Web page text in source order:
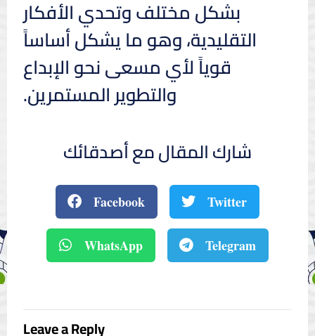
بشكل مختلف وتحدي الأفكار
التقليدية، وهو ما يشكل أساساً
قوياً لأي مسعى نحو الإبداع
والتطوير المستمرين.
شارك المقال مع أصدقائك
Facebook Twitter
WhatsApp Telegram
Leave a Reply